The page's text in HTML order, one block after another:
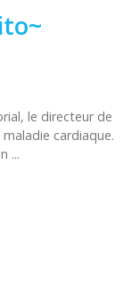
le directeur de
cardiaque.
...